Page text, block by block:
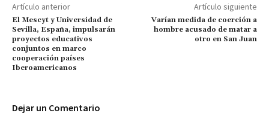
Artículo anterior
El Mescyt y Universidad de
Sevilla, España, impulsarán
proyectos educativos
conjuntos en marco
cooperación países
Iberoamericanos
Artículo siguiente
Varían medida de coerción a
hombre acusado de matar a
otro en San Juan
Dejar un Comentario